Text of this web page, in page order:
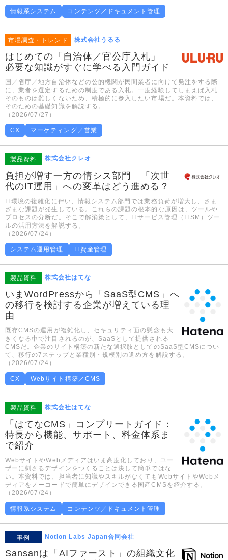
情報系システム コンテンツ／ドキュメント管理
市場調査・トレンド 株式会社うるる
はじめての「自治体／官公庁入札」
必要な知識がすぐに学べる入門ガイド
国／省庁／地方自治体などの公的機関が民間業者に向けて発注をする際
に、業者を選定するための制度である入札。一度経験してしまえば入札
そのものは難しくないため、積極的に参入したい市場だ。本資料では、
そのための基礎知識を解説する。
（2026/07/27）
CX マーケティング／営業
製品資料 株式会社クレオ
負担が増す一方の情シス部門 「次世
代のIT運用」への変革はどう進める？
IT環境の複雑化に伴い、情報システム部門では業務負荷が増大し、さま
ざまな課題が発生している。これらの課題の根本的な原因は、ツールや
プロセスの分断だ。そこで解消策として、ITサービス管理（ITSM）ツー
ルの活用方法を解説する。
（2026/07/24）
システム運用管理 IT資産管理
製品資料 株式会社はてな
いまWordPressから「SaaS型CMS」へ
の移行を検討する企業が増えている理
由
既存CMSの運用が複雑化し、セキュリティ面の懸念も大
きくなる中で注目されるのが、SaaSとして提供される
CMSだ。企業のサイト構築の新たな選択肢としてのSaaS型CMSについ
て、移行の7ステップと業種別・規模別の進め方を解説する。
（2026/07/24）
CX Webサイト構築／CMS
製品資料 株式会社はてな
「はてなCMS」コンプリートガイド：
特長から機能、サポート、料金体系ま
で紹介
WebサイトやWebメディアはいま高度化しており、ユー
ザーに刺さるデザインをつくることは決して簡単ではな
い。本資料では、担当者に知識やスキルがなくてもWebサイトやWebメ
ディアをノーコードで簡単にデザインできる国産CMSを紹介する。
（2026/07/24）
情報系システム コンテンツ／ドキュメント管理
事例 Notion Labs Japan合同会社
Sansanは「AIファースト」の組織文化